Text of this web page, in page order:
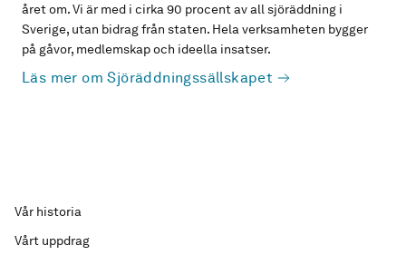
året om. Vi är med i cirka 90 procent av all sjöräddning i
Sverige, utan bidrag från staten. Hela verksamheten bygger
på gåvor, medlemskap och ideella insatser.
Läs mer om Sjöräddningssällskapet
Vår historia
Vårt uppdrag